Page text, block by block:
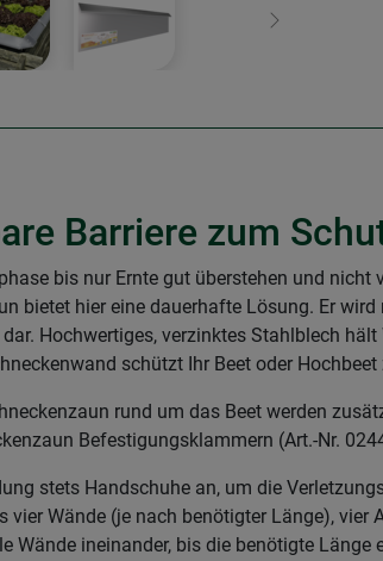
Weiter
Barriere zum
bis nur Ernte gut überstehen und
bietet hier eine dauerhafte Lösung. Er
Hochwertiges, verzinktes Stahlblech
schützt Ihr Beet oder
rund um das Beet werden
Befestigungsklammern (Art.-Nr.
stets Handschuhe an, um die
vier Wände (je nach benötigter Länge),
Wände ineinander, bis die benötigte